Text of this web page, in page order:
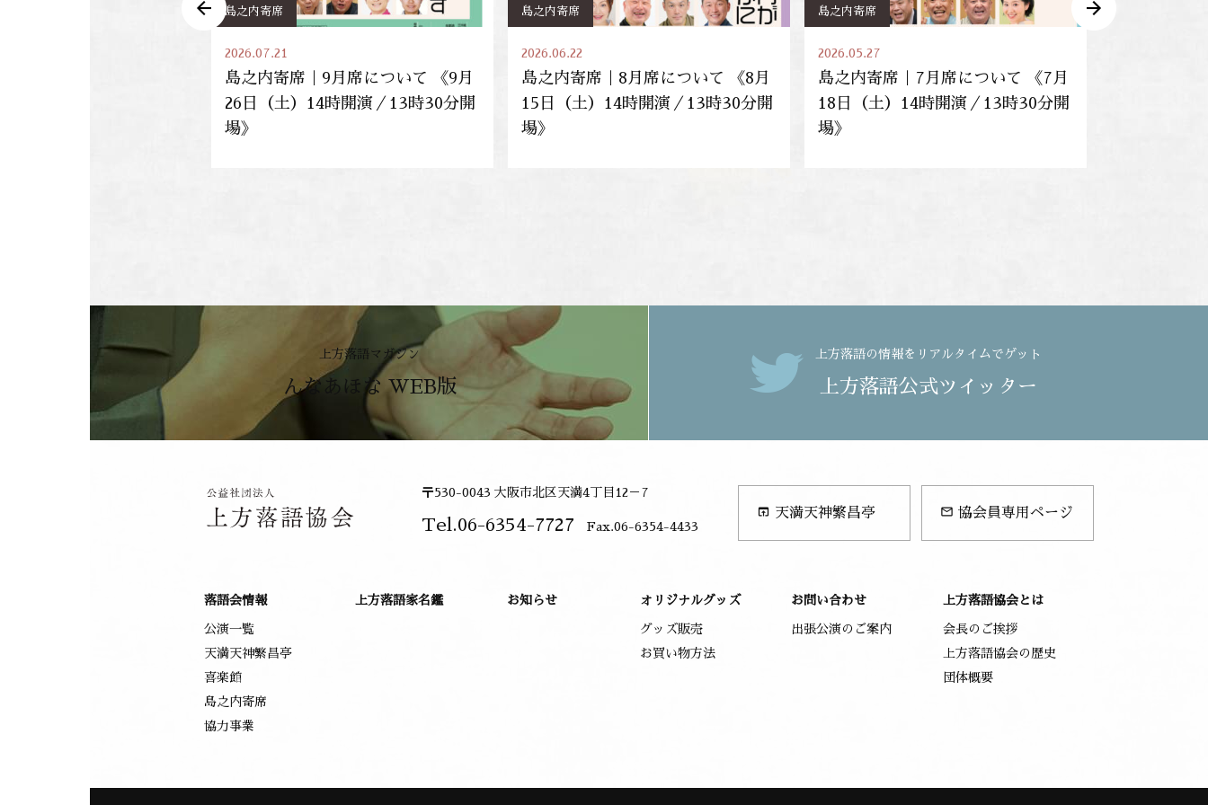
島之内寄席
2026.07.21
島之内寄席｜9月席について 《9月
26日（土）14時開演／13時30分開
場》
島之内寄席
2026.06.22
島之内寄席｜8月席について 《8月
15日（土）14時開演／13時30分開
場》
島之内寄席
2026.05.27
島之内寄席｜7月席について 《7月
18日（土）14時開演／13時30分開
場》
上方落語マガジン
んなあほな WEB版
上方落語の情報をリアルタイムでゲット
上方落語公式ツイッター
〒530-0043 大阪市北区天満4丁目12－7
Tel.06-6354-7727 Fax.06-6354-4433
open_in_browser 天満天神繁昌亭 mail_outline 協会員専用ページ
落語会情報
公演一覧
天満天神繁昌亭
喜楽館
島之内寄席
協力事業
上方落語家名鑑 お知らせ オリジナルグッズ
グッズ販売
お買い物方法
お問い合わせ
出張公演のご案内
上方落語協会とは
会長のご挨拶
上方落語協会の歴史
団体概要